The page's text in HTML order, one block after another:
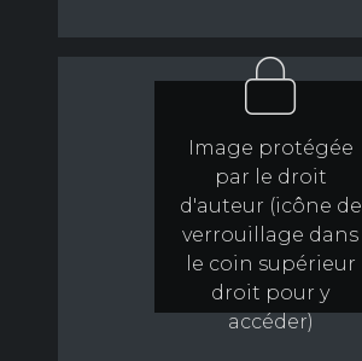
Image protégée
par le droit
d'auteur (icône de
verrouillage dans
le coin supérieur
droit pour y
accéder)